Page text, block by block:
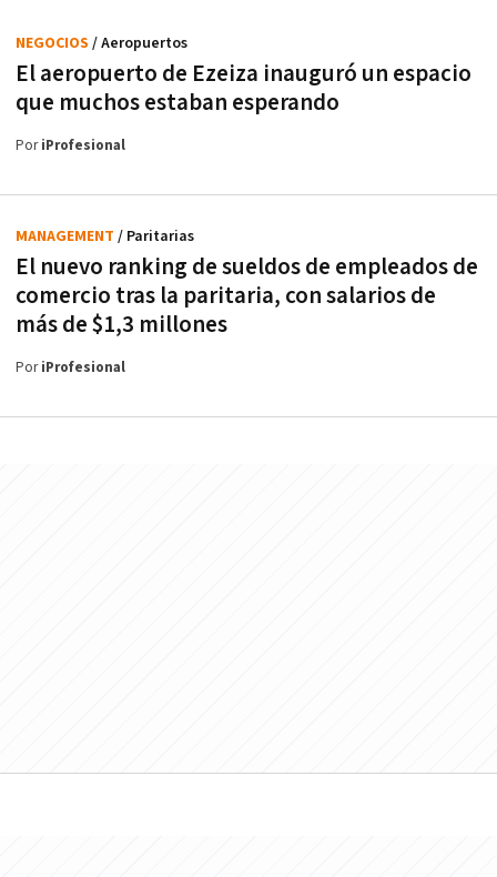
El aeropuerto de Ezeiza inauguró un espacio
que muchos estaban esperando
NEGOCIOS / Aeropuertos
PoriProfesional
El nuevo ranking de sueldos de empleados de
comercio tras la paritaria, con salarios de
más de $1,3 millones
MANAGEMENT / Paritarias
PoriProfesional